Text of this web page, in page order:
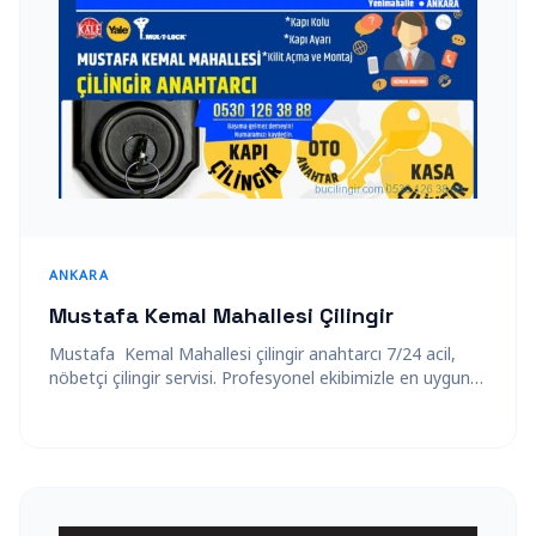
ANKARA
Mustafa Kemal Mahallesi Çilingir
Mustafa Kemal Mahallesi çilingir anahtarcı 7/24 acil,
nöbetçi çilingir servisi. Profesyonel ekibimizle en uygun